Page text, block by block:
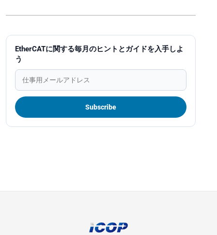
EtherCATに関する毎月のヒントとガイドを入手しよ
う